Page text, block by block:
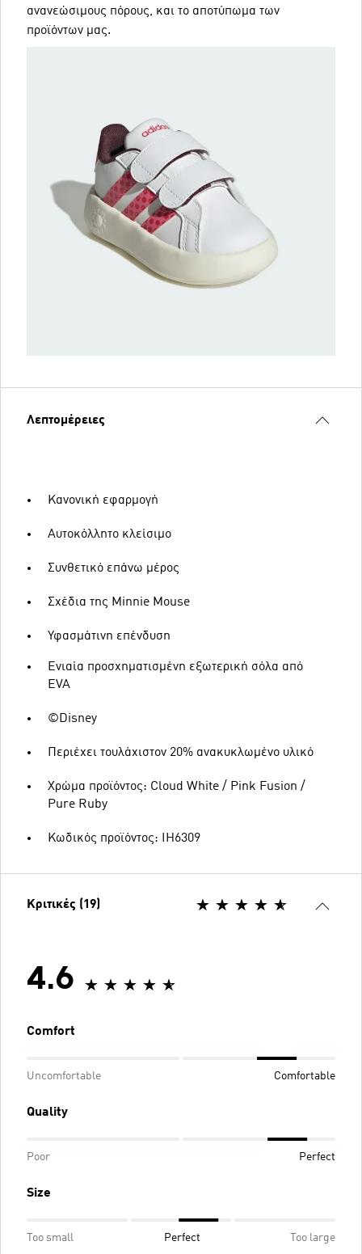
ανανεώσιμους πόρους, και το αποτύπωμα των
προϊόντων μας.
Λεπτομέρειες
Κανονική εφαρμογή
Αυτοκόλλητο κλείσιμο
Συνθετικό επάνω μέρος
Σχέδια της Minnie Mouse
Υφασμάτινη επένδυση
Ενιαία προσχηματισμένη εξωτερική σόλα από
EVA
©Disney
Περιέχει τουλάχιστον 20% ανακυκλωμένο υλικό
Χρώμα προϊόντος: Cloud White / Pink Fusion /
Pure Ruby
Κωδικός προϊόντος: IH6309
Κριτικές (19)
4.6
Comfort
Uncomfortable Comfortable
Quality
Poor Perfect
Size
Too small Perfect Too large